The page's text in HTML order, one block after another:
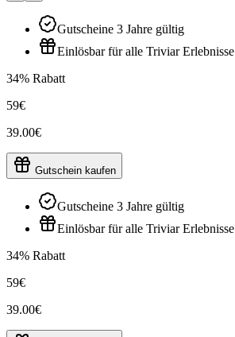
Gutscheine 3 Jahre gültig
Einlösbar für alle Triviar Erlebnisse
34% Rabatt
59€
39.00€
Gutschein kaufen
Gutscheine 3 Jahre gültig
Einlösbar für alle Triviar Erlebnisse
34% Rabatt
59€
39.00€